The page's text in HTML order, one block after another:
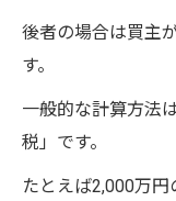
後者の場合は買主
す。
一般的な計算方法
税」です。
たとえば2,000万